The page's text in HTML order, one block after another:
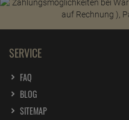
SERVICE
FAQ
BLOG
SITEMAP